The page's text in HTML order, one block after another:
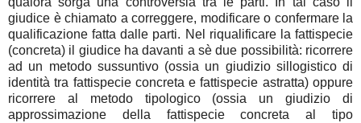
giudice è chiamato a correggere, modificare o confermare la
qualificazione fatta dalle parti. Nel riqualificare la fattispecie
(concreta) il giudice ha davanti a sè due possibilità: ricorrere
ad un metodo sussuntivo (ossia un giudizio sillogistico di
identità tra fattispecie concreta e fattispecie astratta) oppure
ricorrere al metodo tipologico (ossia un giudizio di
approssimazione della fattispecie concreta al tipo